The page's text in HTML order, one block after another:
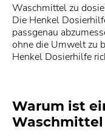
Waschmittel zu
Die Henkel
passgenau
ohne die Umwelt zu
Henkel Dosierhilfe
Warum ist